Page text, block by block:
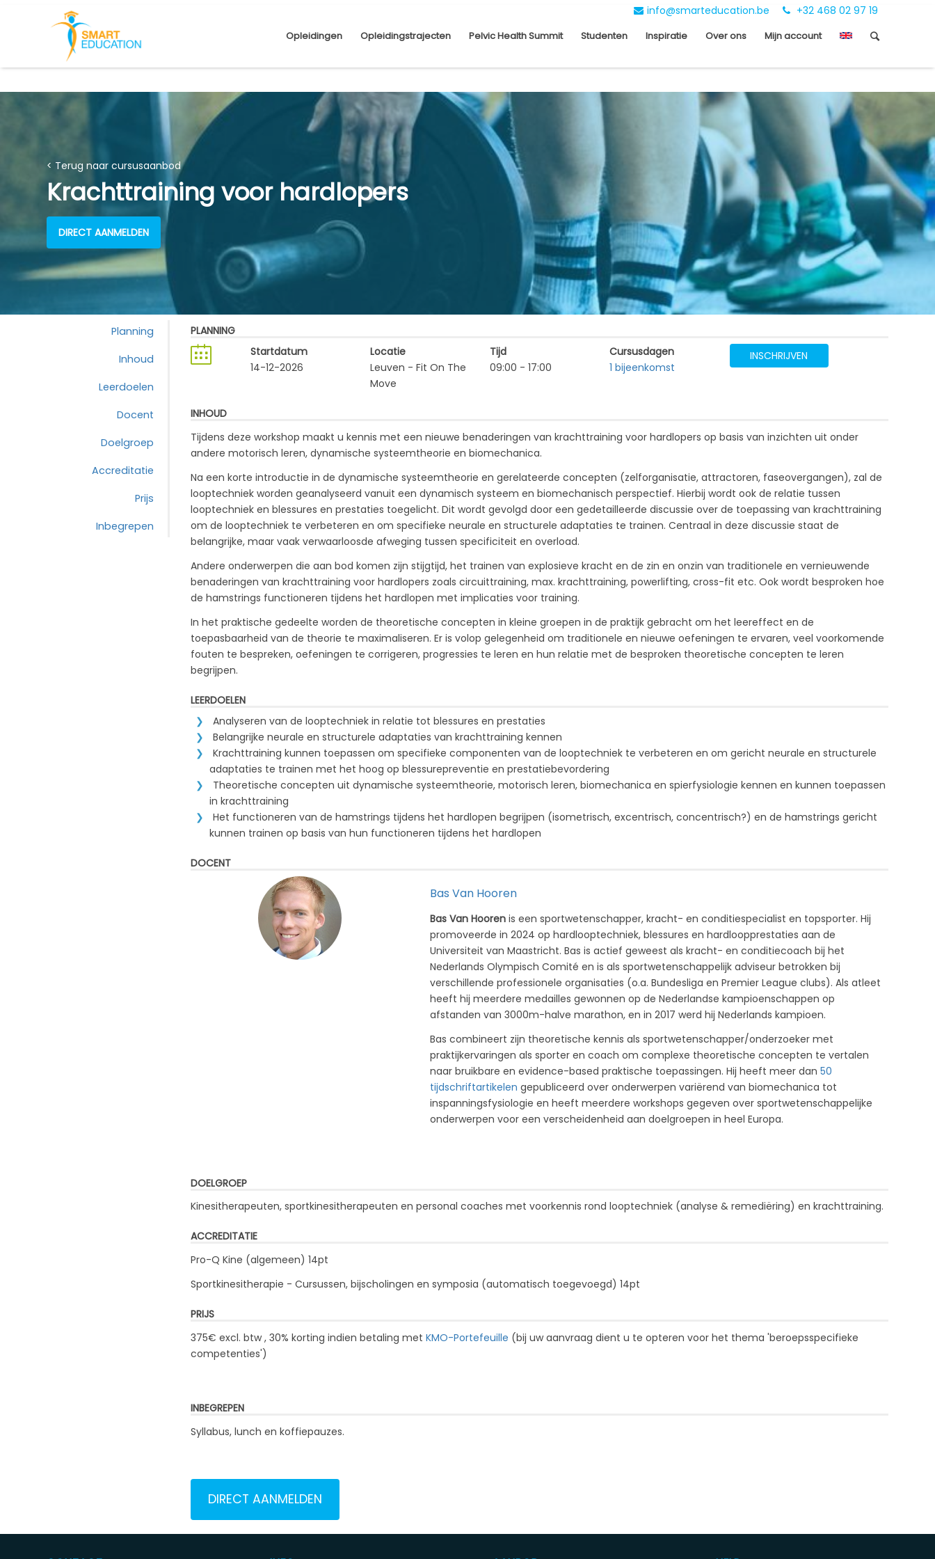
info@smarteducation.be +32 468 02 97 19
Opleidingen Opleidingstrajecten Pelvic Health Summit Studenten Inspiratie Over ons Mijn account
< Terug naar cursusaanbod
Krachttraining voor hardlopers
DIRECT AANMELDEN
Planning
Inhoud
Leerdoelen
Docent
Doelgroep
Accreditatie
Prijs
Inbegrepen
PLANNING
Startdatum
14-12-2026
Locatie
Leuven - Fit On The
Move
Tijd
09:00 - 17:00
Cursusdagen
1 bijeenkomst
INSCHRIJVEN
INHOUD
Tijdens deze workshop maakt u kennis met een nieuwe benaderingen van krachttraining voor hardlopers op basis van inzichten uit onder
andere motorisch leren, dynamische systeemtheorie en biomechanica.
Na een korte introductie in de dynamische systeemtheorie en gerelateerde concepten (zelforganisatie, attractoren, faseovergangen), zal de
looptechniek worden geanalyseerd vanuit een dynamisch systeem en biomechanisch perspectief. Hierbij wordt ook de relatie tussen
looptechniek en blessures en prestaties toegelicht. Dit wordt gevolgd door een gedetailleerde discussie over de toepassing van krachttraining
om de looptechniek te verbeteren en om specifieke neurale en structurele adaptaties te trainen. Centraal in deze discussie staat de
belangrijke, maar vaak verwaarloosde afweging tussen specificiteit en overload.
Andere onderwerpen die aan bod komen zijn stijgtijd, het trainen van explosieve kracht en de zin en onzin van traditionele en vernieuwende
benaderingen van krachttraining voor hardlopers zoals circuittraining, max. krachttraining, powerlifting, cross-fit etc. Ook wordt besproken hoe
de hamstrings functioneren tijdens het hardlopen met implicaties voor training.
In het praktische gedeelte worden de theoretische concepten in kleine groepen in de praktijk gebracht om het leereffect en de
toepasbaarheid van de theorie te maximaliseren. Er is volop gelegenheid om traditionele en nieuwe oefeningen te ervaren, veel voorkomende
fouten te bespreken, oefeningen te corrigeren, progressies te leren en hun relatie met de besproken theoretische concepten te leren
begrijpen.
LEERDOELEN
Analyseren van de looptechniek in relatie tot blessures en prestaties
Belangrijke neurale en structurele adaptaties van krachttraining kennen
Krachttraining kunnen toepassen om specifieke componenten van de looptechniek te verbeteren en om gericht neurale en structurele
adaptaties te trainen met het hoog op blessurepreventie en prestatiebevordering
Theoretische concepten uit dynamische systeemtheorie, motorisch leren, biomechanica en spierfysiologie kennen en kunnen toepassen
in krachttraining
Het functioneren van de hamstrings tijdens het hardlopen begrijpen (isometrisch, excentrisch, concentrisch?) en de hamstrings gericht
kunnen trainen op basis van hun functioneren tijdens het hardlopen
DOCENT
Bas Van Hooren
Bas Van Hooren is een sportwetenschapper, kracht- en conditiespecialist en topsporter. Hij
promoveerde in 2024 op hardlooptechniek, blessures en hardloopprestaties aan de
Universiteit van Maastricht. Bas is actief geweest als kracht- en conditiecoach bij het
Nederlands Olympisch Comité en is als sportwetenschappelijk adviseur betrokken bij
verschillende professionele organisaties (o.a. Bundesliga en Premier League clubs). Als atleet
heeft hij meerdere medailles gewonnen op de Nederlandse kampioenschappen op
afstanden van 3000m-halve marathon, en in 2017 werd hij Nederlands kampioen.
Bas combineert zijn theoretische kennis als sportwetenschapper/onderzoeker met
praktijkervaringen als sporter en coach om complexe theoretische concepten te vertalen
naar bruikbare en evidence-based praktische toepassingen. Hij heeft meer dan50
tijdschriftartikelen gepubliceerd over onderwerpen variërend van biomechanica tot
inspanningsfysiologie en heeft meerdere workshops gegeven over sportwetenschappelijke
onderwerpen voor een verscheidenheid aan doelgroepen in heel Europa.
DOELGROEP
Kinesitherapeuten, sportkinesitherapeuten en personal coaches met voorkennis rond looptechniek (analyse & remediëring) en krachttraining.
ACCREDITATIE
Pro-Q Kine (algemeen) 14pt
Sportkinesitherapie - Cursussen, bijscholingen en symposia (automatisch toegevoegd) 14pt
PRIJS
375€ excl. btw , 30% korting indien betaling met KMO-Portefeuille (bij uw aanvraag dient u te opteren voor het thema 'beroepsspecifieke
competenties')
INBEGREPEN
Syllabus, lunch en koffiepauzes.
DIRECT AANMELDEN